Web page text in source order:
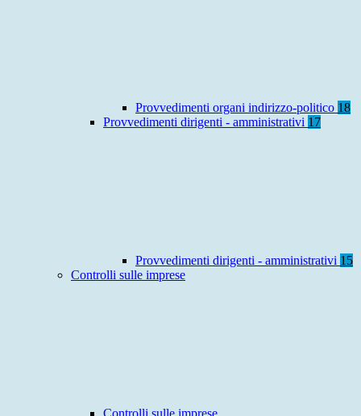
Provvedimenti organi indirizzo-politico 18
Provvedimenti dirigenti - amministrativi 17
Provvedimenti dirigenti - amministrativi 15
Controlli sulle imprese